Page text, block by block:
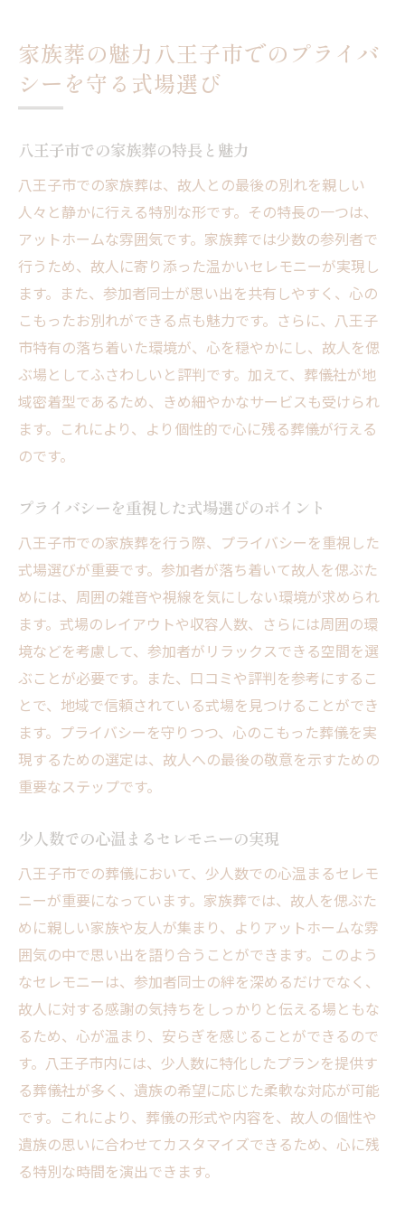
家族葬の魅力八王子市でのプライバ
シーを守る式場選び
八王子市での家族葬の特長と魅力
八王子市での家族葬は、故人との最後の別れを親しい
人々と静かに行える特別な形です。その特長の一つは、
アットホームな雰囲気です。家族葬では少数の参列者で
行うため、故人に寄り添った温かいセレモニーが実現し
ます。また、参加者同士が思い出を共有しやすく、心の
こもったお別れができる点も魅力です。さらに、八王子
市特有の落ち着いた環境が、心を穏やかにし、故人を偲
ぶ場としてふさわしいと評判です。加えて、葬儀社が地
域密着型であるため、きめ細やかなサービスも受けられ
ます。これにより、より個性的で心に残る葬儀が行える
のです。
プライバシーを重視した式場選びのポイント
八王子市での家族葬を行う際、プライバシーを重視した
式場選びが重要です。参加者が落ち着いて故人を偲ぶた
めには、周囲の雑音や視線を気にしない環境が求められ
ます。式場のレイアウトや収容人数、さらには周囲の環
境などを考慮して、参加者がリラックスできる空間を選
ぶことが必要です。また、口コミや評判を参考にするこ
とで、地域で信頼されている式場を見つけることができ
ます。プライバシーを守りつつ、心のこもった葬儀を実
現するための選定は、故人への最後の敬意を示すための
重要なステップです。
少人数での心温まるセレモニーの実現
八王子市での葬儀において、少人数での心温まるセレモ
ニーが重要になっています。家族葬では、故人を偲ぶた
めに親しい家族や友人が集まり、よりアットホームな雰
囲気の中で思い出を語り合うことができます。このよう
なセレモニーは、参加者同士の絆を深めるだけでなく、
故人に対する感謝の気持ちをしっかりと伝える場ともな
るため、心が温まり、安らぎを感じることができるので
す。八王子市内には、少人数に特化したプランを提供す
る葬儀社が多く、遺族の希望に応じた柔軟な対応が可能
です。これにより、葬儀の形式や内容を、故人の個性や
遺族の思いに合わせてカスタマイズできるため、心に残
る特別な時間を演出できます。